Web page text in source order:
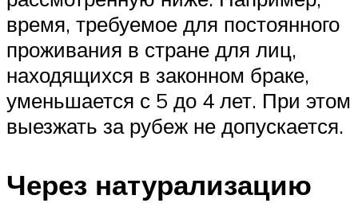
время, требуемое для постоянного
проживания в стране для лиц,
находящихся в законном браке,
уменьшается с 5 до 4 лет. При этом
выезжать за рубеж не допускается.
Через натурализацию